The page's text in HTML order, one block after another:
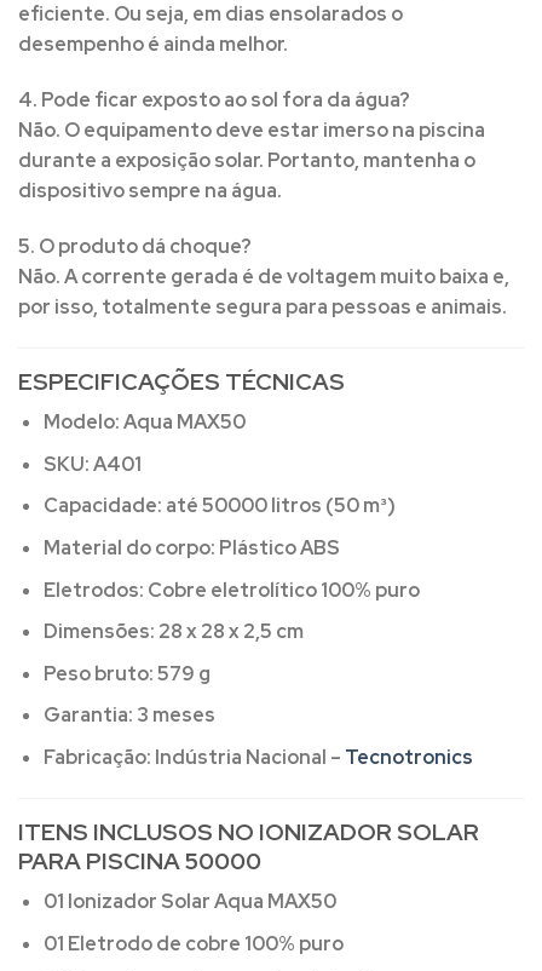
eficiente. Ou seja, em dias ensolarados o
desempenho é ainda melhor.
4. Pode ficar exposto ao sol fora da água?
Não. O equipamento deve estar imerso na piscina
durante a exposição solar. Portanto, mantenha o
dispositivo sempre na água.
5. O produto dá choque?
Não.A corrente gerada é de voltagem muito baixa e,
por isso, totalmente segura para pessoas e animais.
ESPECIFICAÇÕES TÉCNICAS
Modelo:Aqua MAX50
SKU:A401
Capacidade: até 50000 litros (50 m³)
Material do corpo: Plástico ABS
Eletrodos: Cobre eletrolítico 100% puro
Dimensões: 28 x 28 x 2,5 cm
Peso bruto:579 g
Garantia: 3 meses
Fabricação: Indústria Nacional – Tecnotronics
ITENS INCLUSOS NO IONIZADOR SOLAR
PARA PISCINA 50000
01 Ionizador Solar Aqua MAX50
01 Eletrodo de cobre 100% puro